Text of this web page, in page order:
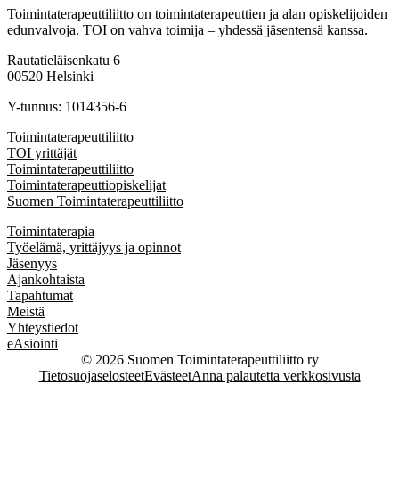
Toimintaterapeuttiliitto on toimintaterapeuttien ja alan opiskelijoiden
edunvalvoja. TOI on vahva toimija – yhdessä jäsentensä kanssa.
Rautatieläisenkatu 6
00520 Helsinki
Y-tunnus: 1014356-6
Toimintaterapeuttiliitto
TOI yrittäjät
Toimintaterapeuttiliitto
Toimintaterapeuttiopiskelijat
Suomen Toimintaterapeuttiliitto
Toimintaterapia
Työelämä, yrittäjyys ja opinnot
Jäsenyys
Ajankohtaista
Tapahtumat
Meistä
Yhteystiedot
eAsiointi
© 2026 Suomen Toimintaterapeuttiliitto ry
TietosuojaselosteetEvästeetAnna palautetta verkkosivusta